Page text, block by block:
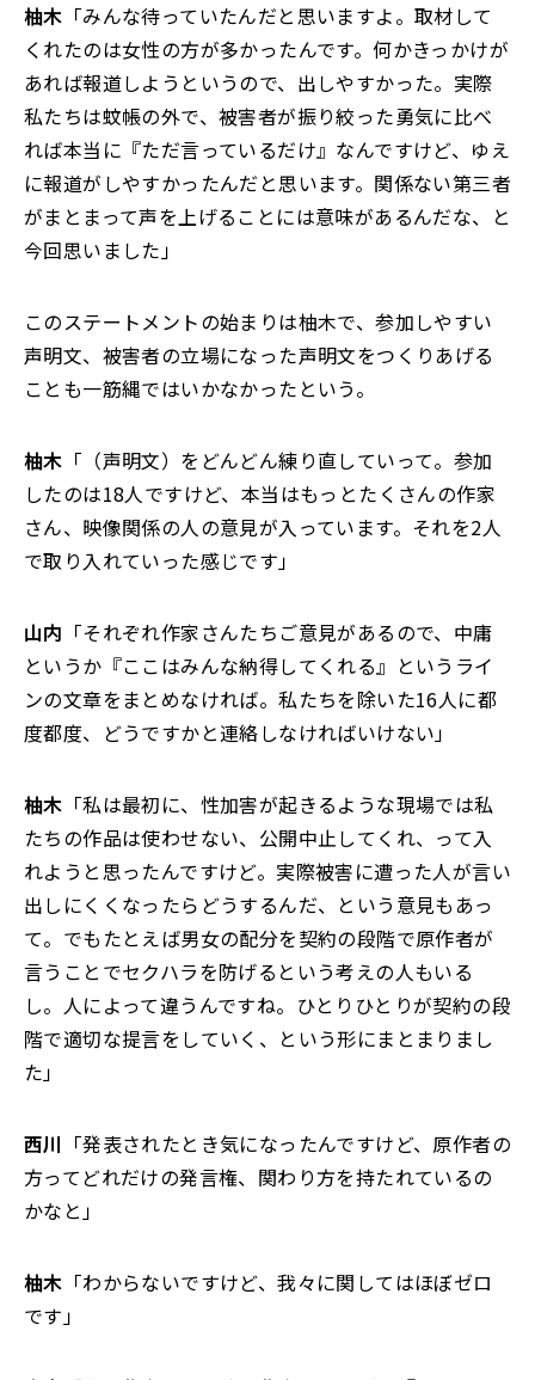
柚木 「みんな待っていたんだと思いますよ。取材して
くれたのは女性の方が多かったんです。何かきっかけが
あれば報道しようというので、出しやすかった。実際
私たちは蚊帳の外で、被害者が振り絞った勇気に比べ
れば本当に『ただ言っているだけ』なんですけど、ゆえ
に報道がしやすかったんだと思います。関係ない第三者
がまとまって声を上げることには意味があるんだな、と
今回思いました」
このステートメントの始まりは柚木で、参加しやすい
声明文、被害者の立場になった声明文をつくりあげる
ことも一筋縄ではいかなかったという。
柚木 「（声明文）をどんどん練り直していって。参加
したのは18人ですけど、本当はもっとたくさんの作家
さん、映像関係の人の意見が入っています。それを2人
で取り入れていった感じです」
山内 「それぞれ作家さんたちご意見があるので、中庸
というか『ここはみんな納得してくれる』というライ
ンの文章をまとめなければ。私たちを除いた16人に都
度都度、どうですかと連絡しなければいけない」
柚木 「私は最初に、性加害が起きるような現場では私
たちの作品は使わせない、公開中止してくれ、って入
れようと思ったんですけど。実際被害に遭った人が言い
出しにくくなったらどうするんだ、という意見もあっ
て。でもたとえば男女の配分を契約の段階で原作者が
言うことでセクハラを防げるという考えの人もいる
し。人によって違うんですね。ひとりひとりが契約の段
階で適切な提言をしていく、という形にまとまりまし
た」
西川 「発表されたとき気になったんですけど、原作者の
方ってどれだけの発言権、関わり方を持たれているの
かなと」
柚木 「わからないですけど、我々に関してはほぼゼロ
です」